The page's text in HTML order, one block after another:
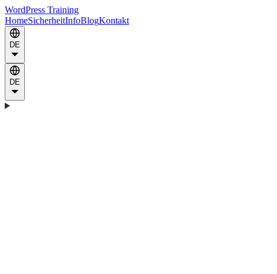
WordPress Training
HomeSicherheitInfoBlogKontakt
DE
DE